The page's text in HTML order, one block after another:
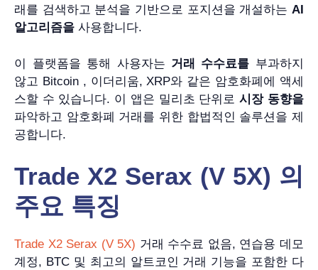
래를 검색하고 분석을 기반으로 포지션을 개설하는 AI
알고리즘을 사용합니다.
이 플랫폼을 통해 사용자는 거래 수수료를 부과하지
않고 Bitcoin , 이더리움, XRP와 같은 암호화폐에 액세
스할 수 있습니다. 이 앱은 밀리초 단위로 시장 동향을
파악하고 암호화폐 거래를 위한 합법적인 솔루션을 제
공합니다.
Trade X2 Serax (V 5X) 의
주요 특징
Trade X2 Serax (V 5X) 거래 수수료 없음, 연습용 데모
계정, BTC 및 최고의 알트코인 거래 기능을 포함한 다